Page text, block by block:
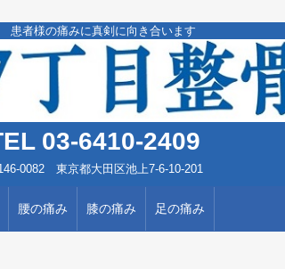
患者様の痛みに真剣に向き合います
03-6410-2409
0082 東京都大田区池上7-6-10-201
腰の痛み 膝の痛み 足の痛み